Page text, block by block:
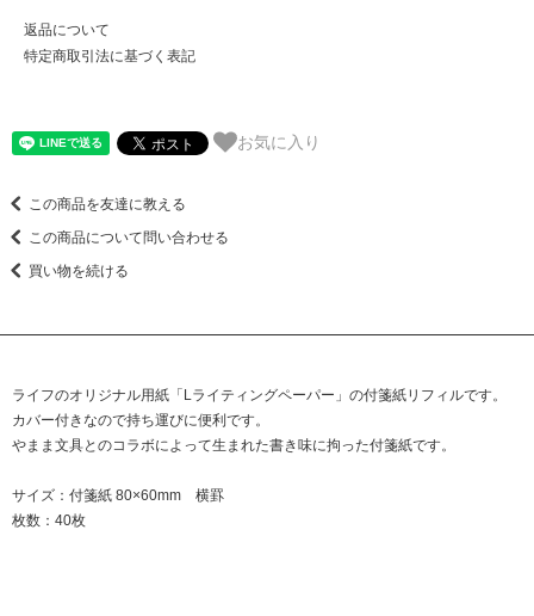
返品について
特定商取引法に基づく表記
お気に入り
この商品を友達に教える
この商品について問い合わせる
買い物を続ける
ライフのオリジナル用紙「Lライティングペーパー」の付箋紙リフィルです。
カバー付きなので持ち運びに便利です。
やまま文具とのコラボによって生まれた書き味に拘った付箋紙です。
サイズ：付箋紙 80×60mm 横罫
枚数：40枚